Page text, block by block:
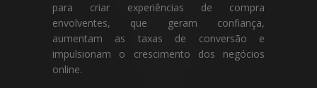
para criar experiências de compra
envolventes, que geram confiança,
aumentam as taxas de conversão e
impulsionam o crescimento dos negócios
online.